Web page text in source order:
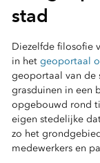
stad
Diezelfde filosofie
in het geoportaal
geoportaal van de
grasduinen in een
opgebouwd rond
eigen stedelijke
zo het
medewerkers en